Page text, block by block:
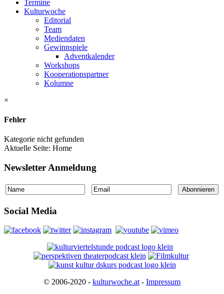
Termine
Kulturwoche
Editorial
Team
Mediendaten
Gewinnspiele
Adventkalender
Workshops
Kooperationspartner
Kolumne
×
Fehler
Kategorie nicht gefunden
Aktuelle Seite: Home
Newsletter Anmeldung
Social Media
© 2006-2020 - kulturwoche.at - Impressum